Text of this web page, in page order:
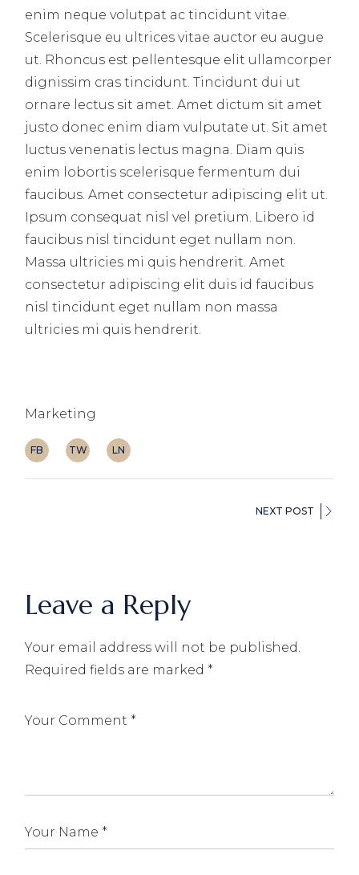
enim neque volutpat ac tincidunt vitae.
Scelerisque eu ultrices vitae auctor eu augue
ut. Rhoncus est pellentesque elit ullamcorper
dignissim cras tincidunt. Tincidunt dui ut
ornare lectus sit amet. Amet dictum sit amet
justo donec enim diam vulputate ut. Sit amet
luctus venenatis lectus magna. Diam quis
enim lobortis scelerisque fermentum dui
faucibus. Amet consectetur adipiscing elit ut.
Ipsum consequat nisl vel pretium. Libero id
faucibus nisl tincidunt eget nullam non.
Massa ultricies mi quis hendrerit. Amet
consectetur adipiscing elit duis id faucibus
nisl tincidunt eget nullam non massa
ultricies mi quis hendrerit.
Marketing
FB TW LN
NEXT POST
Leave a Reply
Your email address will not be published.
Required fields are marked *